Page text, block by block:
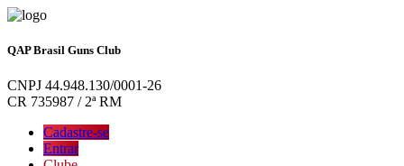
QAP Brasil Guns Club
CNPJ 44.948.130/0001-26
CR 735987 / 2ª RM
Cadastre-se
Entrar